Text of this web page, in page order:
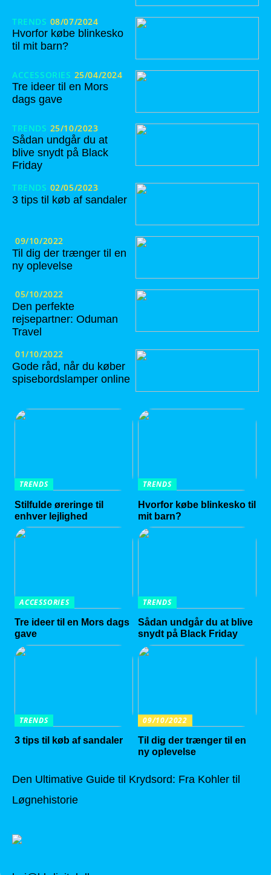
TRENDS 08/07/2024
Hvorfor købe blinkesko
til mit barn?
ACCESSORIES 25/04/2024
Tre ideer til en Mors
dags gave
TRENDS 25/10/2023
Sådan undgår du at
blive snydt på Black
Friday
TRENDS 02/05/2023
3 tips til køb af sandaler
09/10/2022
Til dig der trænger til en
ny oplevelse
05/10/2022
Den perfekte
rejsepartner: Oduman
Travel
01/10/2022
Gode råd, når du køber
spisebordslamper online
TRENDS
Stilfulde øreringe til
enhver lejlighed
TRENDS
Hvorfor købe blinkesko til
mit barn?
ACCESSORIES
Tre ideer til en Mors dags
gave
TRENDS
Sådan undgår du at blive
snydt på Black Friday
TRENDS
3 tips til køb af sandaler
09/10/2022
Til dig der trænger til en
ny oplevelse
Den Ultimative Guide til Krydsord: Fra Kohler til
Løgnehistorie